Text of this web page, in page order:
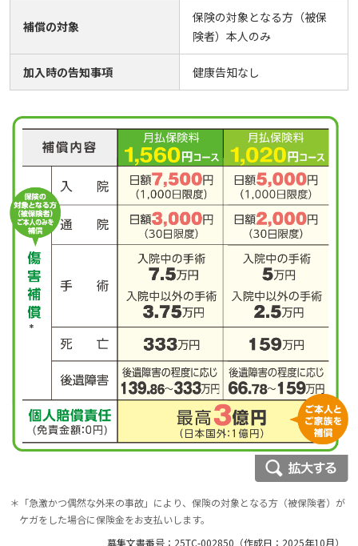
補償の対象
保険の対象となる方（被保
険者）本人のみ
加入時の告知事項 健康告知なし
＊ 「急激かつ偶然な外来の事故」により、保険の対象となる方（被保険者）が
ケガをした場合に保険金をお支払いします。
募集文書番号：25TC-002850（作成日：2025年10月）